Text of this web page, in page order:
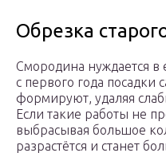
Обрезка
Смородина нуждается в
с первого года посадки
формируют, удаляя
Если такие работы не
выбрасывая большое
разрастётся и станет